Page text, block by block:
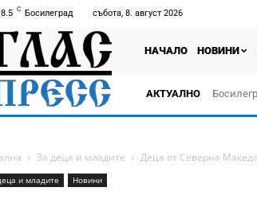
C Босилеград събота, 8. август 2026
НАЧАЛО НОВИНИ
АКТУАЛНО
За деца и младите Деца от Северна
и младите Новини